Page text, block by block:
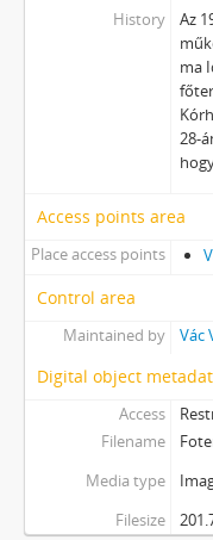
History
Az
ma
28-
Access points area
Place access points
Control area
Maintained by Vác
Digital object
Access
Filename
Media type
Filesize